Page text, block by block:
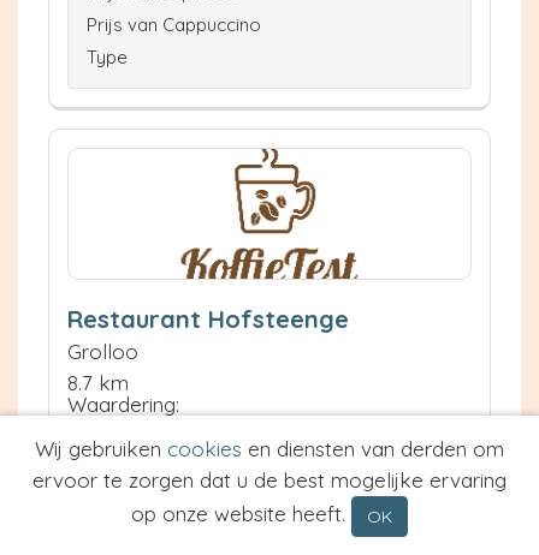
Prijs van Cappuccino
Type
Restaurant Hofsteenge
Grolloo
8.7 km
Waardering:
Neem contact op
Meer informatie
Wij gebruiken cookies en diensten van derden om
ervoor te zorgen dat u de best mogelijke ervaring
op onze website heeft.
OK